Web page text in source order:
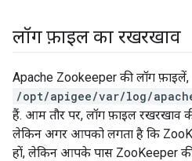
लॉग फ़ाइल का रखरखाव
Apache Zookeeper की लॉग फ़ाइलें,
/opt/apigee/var/log/
हैं. आम तौर पर, लॉग फ़ाइल रखरखाव
लेकिन अगर आपको लगता है कि
हों, लेकिन आपके पास ZooKeeper की